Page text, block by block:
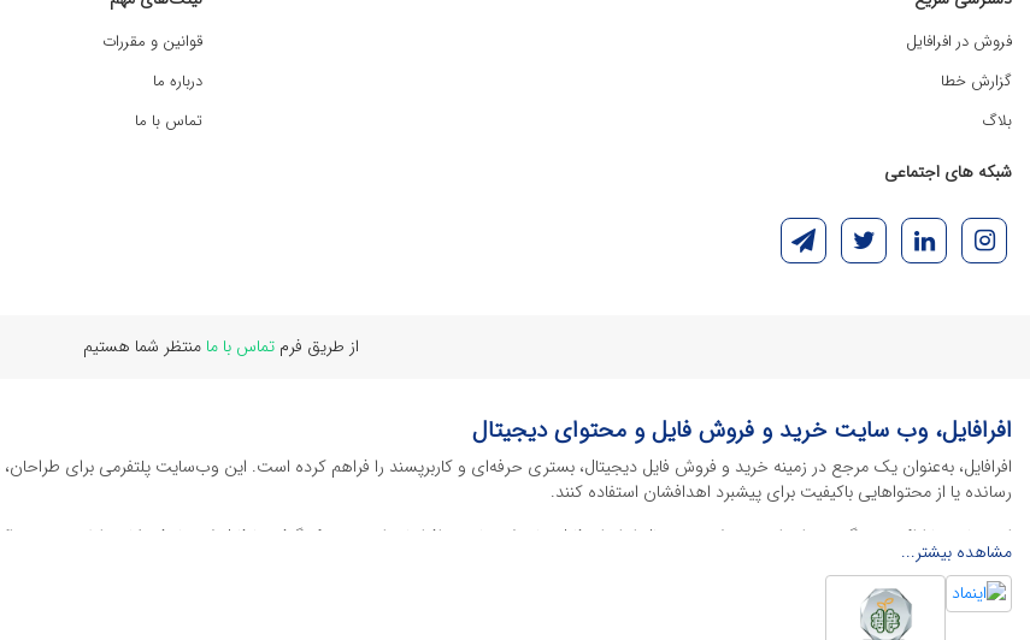
فروش در افرافایل
گزارش خطا
بلاگ
قوانین و مقررات
درباره ما
تماس با ما
شبکه های اجتماعی
از طریق فرمتماس با ما منتظر شما هستیم
افرافایل، وب سایت خرید و فروش فایل و محتوای دیجیتال
افرافایل، به‌عنوان یک مرجع در زمینه خرید و فروش فایل دیجیتال، بستری حرفه‌ای و کاربرپسند را فراهم کرده است. این وب‌سایت‌ پلتفرمی برای
رسانده یا از محتواهایی باکیفیت برای پیشبرد اهدافشان استفاده کنند.
این سایت با ارائه تنوع گسترده‌ای از محصولات دیجیتال از انواع فایل های لایه باز نرم افراهای ادیت ویدئو گرفته تا فایل لایه باز فتوشاپ، ایلاستریتور
خود را کاهش داده و به سرعت پروژه‌های خود را تکمیل کنند. در ادامه، به معرفی گوشه‌ای از محصولات افرافایل پرداخته‌ایم:
محصولات گرافیکی
مشاهده بیشتر...